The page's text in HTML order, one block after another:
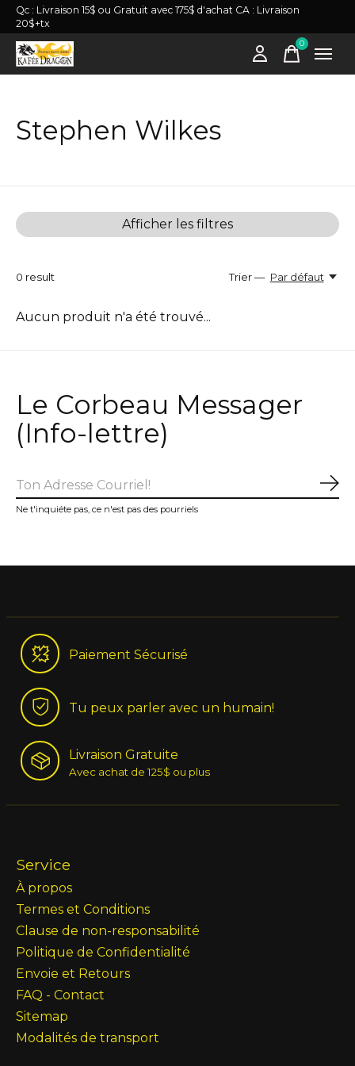
Qc : Livraison 15$ ou Gratuit avec 175$ d'achat CA : Livraison
20$+tx
0items
Stephen Wilkes
Afficher les filtres
0 result Trier — Par défaut
Aucun produit n'a été trouvé...
Le Corbeau Messager
(Info-lettre)
Ne t'inquiéte pas, ce n'est pas des pourriels
Paiement Sécurisé
Tu peux parler avec un humain!
Livraison Gratuite
Avec achat de 125$ ou plus
Service
À propos
Termes et Conditions
Clause de non-responsabilité
Politique de Confidentialité
Envoie et Retours
FAQ - Contact
Sitemap
Modalités de transport